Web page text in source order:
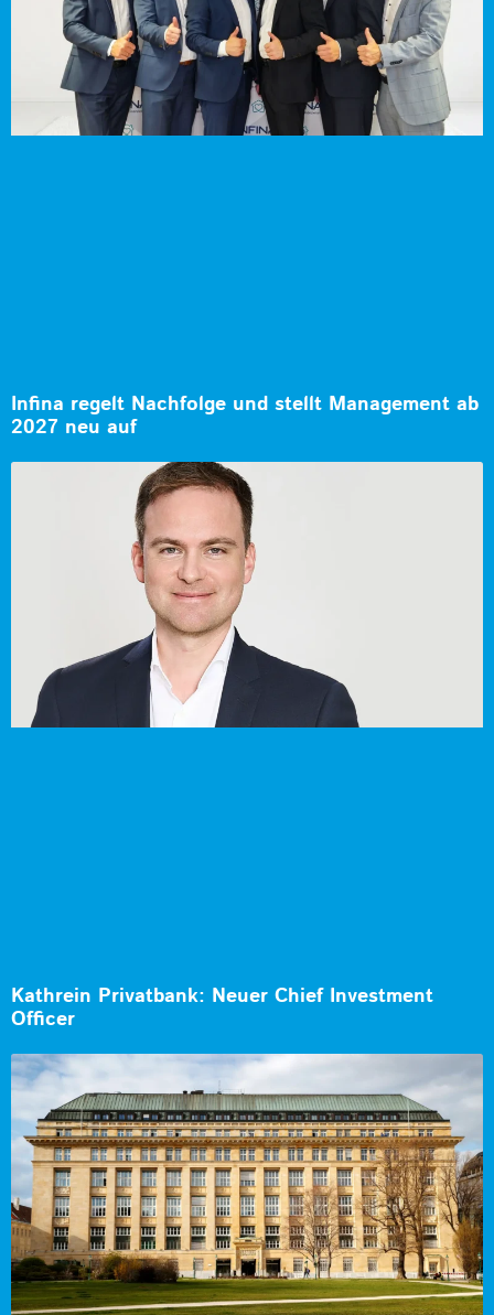
Infina regelt Nachfolge und stellt Management ab
2027 neu auf
Kathrein Privatbank: Neuer Chief Investment
Officer